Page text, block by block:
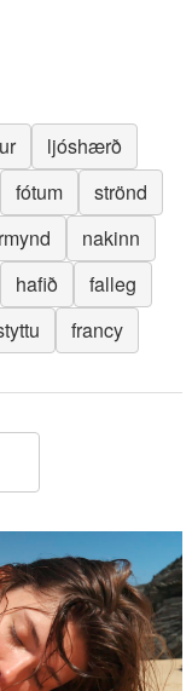
ljóshærð
fótum
strönd
nakinn
hafið
falleg
francy